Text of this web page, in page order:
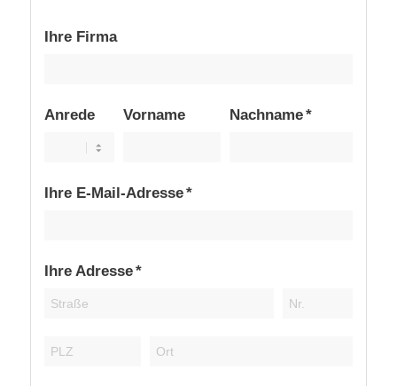
Ihre Firma
Anrede Vorname Nachname *
Ihre E-Mail-Adresse *
Ihre Adresse *